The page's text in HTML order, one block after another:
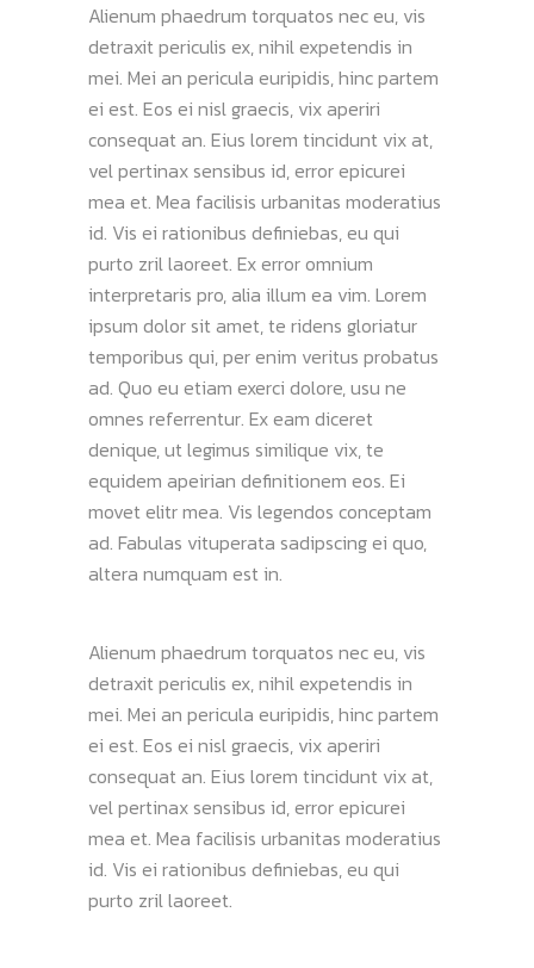
Alienum phaedrum torquatos nec eu, vis
detraxit periculis ex, nihil expetendis in
mei. Mei an pericula euripidis, hinc partem
ei est. Eos ei nisl graecis, vix aperiri
consequat an. Eius lorem tincidunt vix at,
vel pertinax sensibus id, error epicurei
mea et. Mea facilisis urbanitas moderatius
id. Vis ei rationibus definiebas, eu qui
purto zril laoreet. Ex error omnium
interpretaris pro, alia illum ea vim. Lorem
ipsum dolor sit amet, te ridens gloriatur
temporibus qui, per enim veritus probatus
ad. Quo eu etiam exerci dolore, usu ne
omnes referrentur. Ex eam diceret
denique, ut legimus similique vix, te
equidem apeirian definitionem eos. Ei
movet elitr mea. Vis legendos conceptam
ad. Fabulas vituperata sadipscing ei quo,
altera numquam est in.
Alienum phaedrum torquatos nec eu, vis
detraxit periculis ex, nihil expetendis in
mei. Mei an pericula euripidis, hinc partem
ei est. Eos ei nisl graecis, vix aperiri
consequat an. Eius lorem tincidunt vix at,
vel pertinax sensibus id, error epicurei
mea et. Mea facilisis urbanitas moderatius
id. Vis ei rationibus definiebas, eu qui
purto zril laoreet.